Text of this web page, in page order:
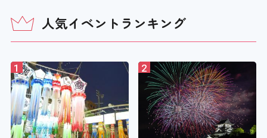
人気イベントランキング
1 2